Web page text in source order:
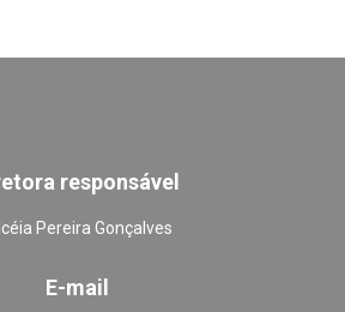
responsável
Pereira Gonçalves
E-mail